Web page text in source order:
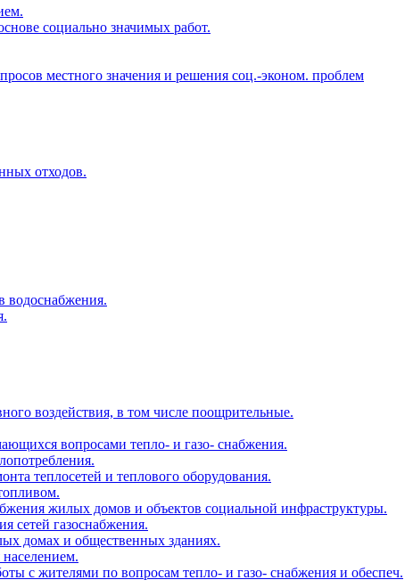
социально значимых работ.
местного значения и решения соц.-эконом. проблем
отходов.
водоснабжения.
воздействия, в том числе поощрительные.
вопросами тепло- и газо- снабжения.
теплосетей и теплового оборудования.
жилых домов и объектов социальной инфраструктуры.
сетей газоснабжения.
домах и общественных зданиях.
с жителями по вопросам тепло- и газо- снабжения и обеспеч.